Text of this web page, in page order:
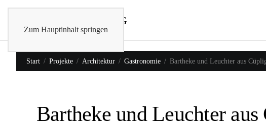
Zum Hauptinhalt springen
Start Projekte Architektur Gastronomie Bartheke und Leuchter aus
Bartheke und Leuchter